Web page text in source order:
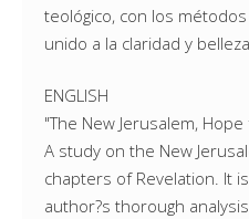
teológico, con los
unido a la claridad y
ENGLISH
"The New Jerusalem,
A study on the New
chapters of Revelation. It
author?s thorough